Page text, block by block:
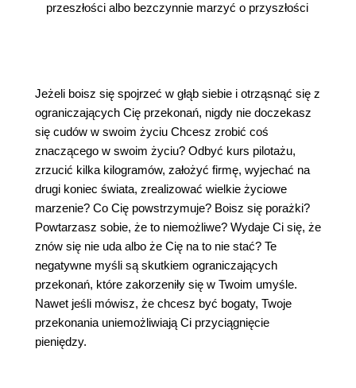
przeszłości albo bezczynnie marzyć o przyszłości
Jeżeli boisz się spojrzeć w głąb siebie i otrząsnąć się z
ograniczających Cię przekonań, nigdy nie doczekasz
się cudów w swoim życiu Chcesz zrobić coś
znaczącego w swoim życiu? Odbyć kurs pilotażu,
zrzucić kilka kilogramów, założyć firmę, wyjechać na
drugi koniec świata, zrealizować wielkie życiowe
marzenie? Co Cię powstrzymuje? Boisz się porażki?
Powtarzasz sobie, że to niemożliwe? Wydaje Ci się, że
znów się nie uda albo że Cię na to nie stać? Te
negatywne myśli są skutkiem ograniczających
przekonań, które zakorzeniły się w Twoim umyśle.
Nawet jeśli mówisz, że chcesz być bogaty, Twoje
przekonania uniemożliwiają Ci przyciągnięcie
pieniędzy.